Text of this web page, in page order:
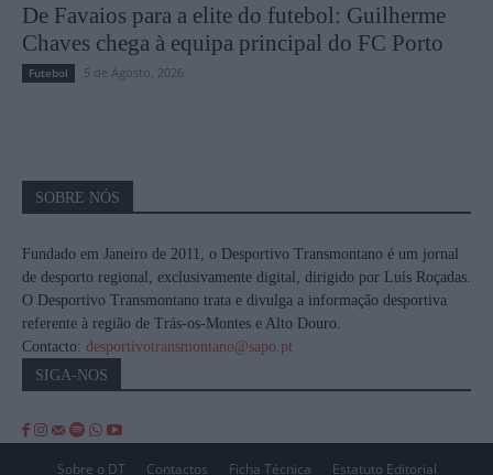
De Favaios para a elite do futebol: Guilherme
Chaves chega à equipa principal do FC Porto
Futebol 5 de Agosto, 2026
SOBRE NÓS
Fundado em Janeiro de 2011, o Desportivo Transmontano é um jornal
de desporto regional, exclusivamente digital, dirigido por Luís Roçadas.
O Desportivo Transmontano trata e divulga a informação desportiva
referente à região de Trás-os-Montes e Alto Douro.
Contacto: desportivotransmontano@sapo.pt
SIGA-NOS
Sobre o DT Contactos Ficha Técnica Estatuto Editorial